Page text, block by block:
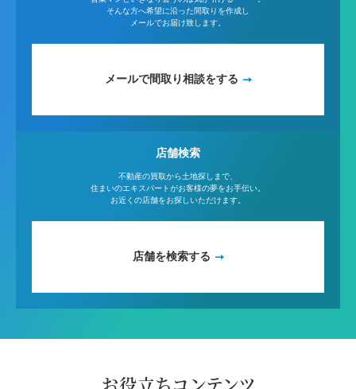
そんな方へ希望に沿った間取りを作成し
メールでお届け致します。
メールで間取り相談をする
店舗検索
不動産の買取から土地探しまで、
住まいのエキスパートがお客様の夢をお手伝い。
お近くの店舗をお探しいただけます。
店舗を検索する
お役立ちコンテンツ